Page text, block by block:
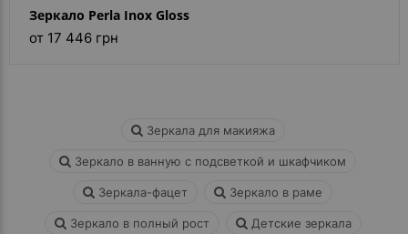
Зеркало Perla Inox Gloss
от 17 446 грн
Зеркала для макияжа
Зеркало в ванную с подсветкой и шкафчиком
Зеркала-фацет Зеркало в раме
Зеркало в полный рост Детские зеркала